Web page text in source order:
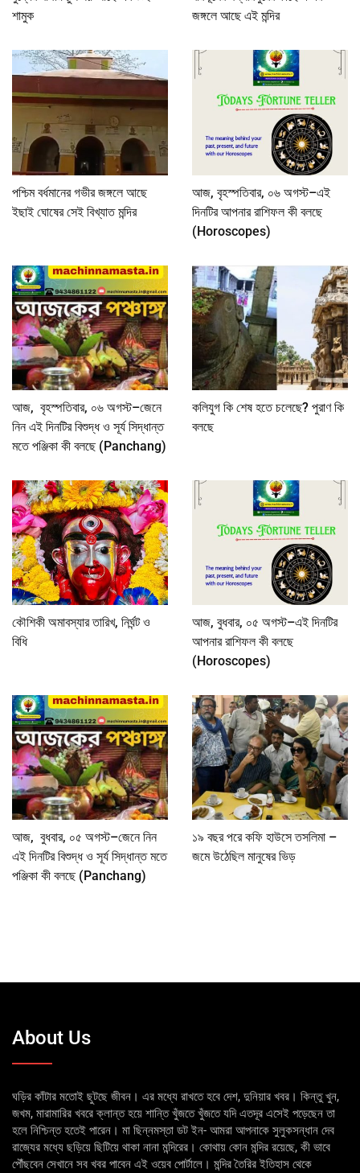
শামুক
জঙ্গলে আছে এই মন্দির
পশ্চিম বর্ধমানের গভীর জঙ্গলে আছে
ইছাই ঘোষের সেই বিখ্যাত মন্দির
আজ, বৃহস্পতিবার, ০৬ অগস্ট–এই
দিনটির আপনার রাশিফল কী বলছে
(Horoscopes)
আজ, বৃহস্পতিবার, ০৬ অগস্ট–জেনে
নিন এই দিনটির বিশুদ্ধ ও সূর্য সিদ্ধান্ত
মতে পঞ্জিকা কী বলছে (Panchang)
কলিযুগ কি শেষ হতে চলেছে? পুরাণ কি
বলছে
কৌশিকী অমাবস্যার তারিখ, নির্ঘন্ট ও
বিধি
আজ, বুধবার, ০৫ অগস্ট–এই দিনটির
আপনার রাশিফল কী বলছে
(Horoscopes)
আজ, বুধবার, ০৫ অগস্ট–জেনে নিন
এই দিনটির বিশুদ্ধ ও সূর্য সিদ্ধান্ত মতে
পঞ্জিকা কী বলছে (Panchang)
১৯ বছর পরে কফি হাউসে তসলিমা –
জমে উঠেছিল মানুষের ভিড়
About Us
ঘড়ির কাঁটার মতোই ছুটছে জীবন। এর মধ্যে রাখতে হবে দেশ, দুনিয়ার খবর। কিন্তু খুন,
জখম, মারামারির খবরে ক্লান্ত হয়ে শান্তি খুঁজতে খুঁজতে যদি এতদূর এসেই পড়েছেন তা
হলে নিশ্চিন্ত হতেই পারেন। মা ছিন্নমস্তা ডট ইন- আমরা আপনাকে সুলুকসন্ধান দেব
রাজ্যের মধ্যে ছড়িয়ে ছিটিয়ে থাকা নানা মন্দিরের। কোথায় কোন মন্দির রয়েছে, কী ভাবে
পৌঁছবেন সেখানে সব খবর পাবেন এই ওয়েব পোর্টালে। মন্দির তৈরির ইতিহাস থেকে